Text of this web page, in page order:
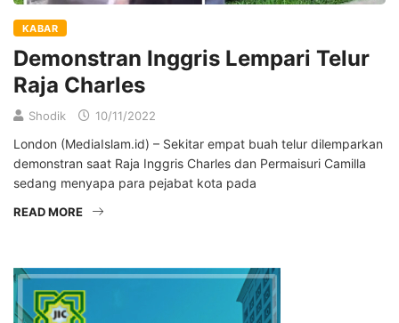
KABAR
Demonstran Inggris Lempari Telur
Raja Charles
Shodik 10/11/2022
London (MediaIslam.id) – Sekitar empat buah telur dilemparkan
demonstran saat Raja Inggris Charles dan Permaisuri Camilla
sedang menyapa para pejabat kota pada
READ MORE